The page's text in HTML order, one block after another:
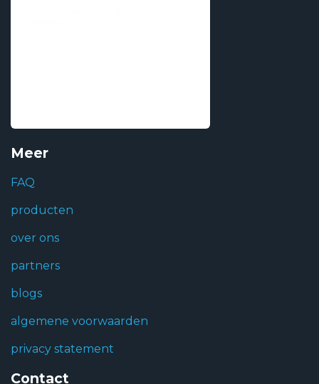
Meer
FAQ
producten
over ons
partners
blogs
algemene voorwaarden
privacy statement
Contact